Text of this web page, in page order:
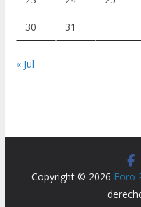
30 31
« Jul
Copyright © 2026 Foro